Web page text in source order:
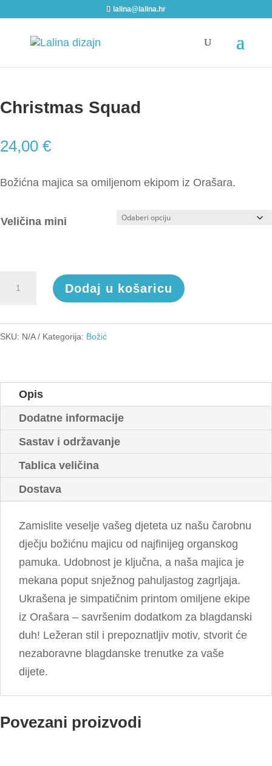
lalina@lalina.hr
Christmas Squad
24,00 €
Božićna majica sa omiljenom ekipom iz Orašara.
Veličina mini
Dodaj u košaricu
SKU: N/A Kategorija: Božić
Opis
Dodatne informacije
Sastav i održavanje
Tablica veličina
Dostava
Zamislite veselje vašeg djeteta uz našu čarobnu
dječju božićnu majicu od najfinijeg organskog
pamuka. Udobnost je ključna, a naša majica je
mekana poput snježnog pahuljastog zagrljaja.
Ukrašena je simpatičnim printom omiljene ekipe
iz Orašara – savršenim dodatkom za blagdanski
duh! Ležeran stil i prepoznatljiv motiv, stvorit će
nezaboravne blagdanske trenutke za vaše
dijete.
Povezani proizvodi